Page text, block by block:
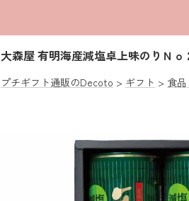
大森屋 有明海産減塩卓上味のりＮｏ
プチギフト通販のDecoto ギフト 食